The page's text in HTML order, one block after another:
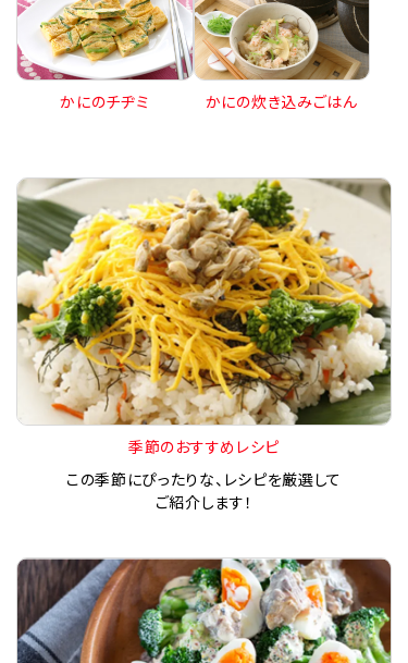
かにのチヂミ かにの炊き込みごはん
季節のおすすめレシピ
この季節にぴったりな、レシピを厳選して
ご紹介します！